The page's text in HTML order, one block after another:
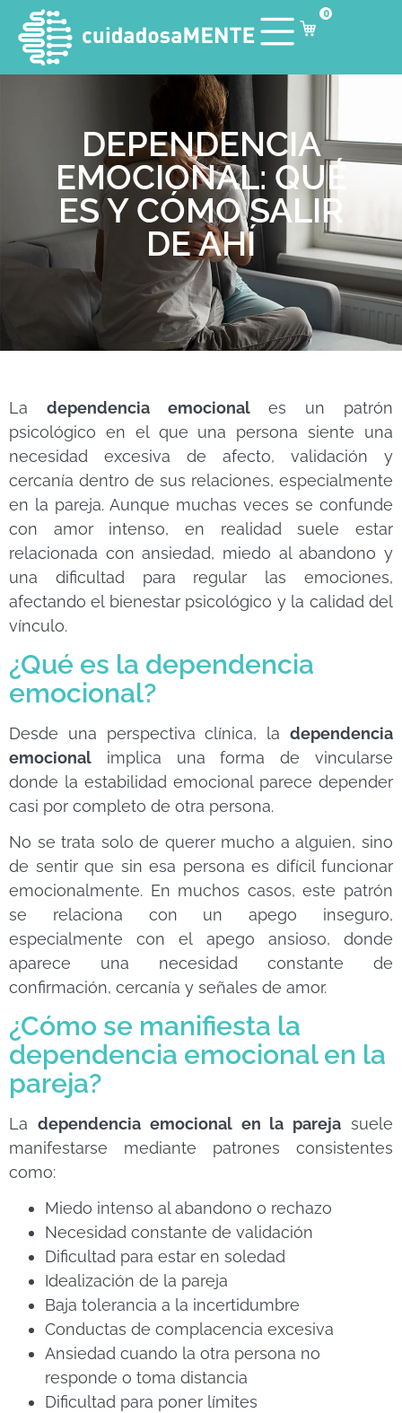
0
DEPENDENCIA
EMOCIONAL: QUÉ
ES Y CÓMO SALIR
DE AHÍ
La dependencia emocionales un patrón
psicológico en el que una persona siente una
necesidad excesiva de afecto, validación y
cercanía dentro de sus relaciones, especialmente
en la pareja. Aunque muchas veces se confunde
con amor intenso, en realidad suele estar
relacionada con ansiedad, miedo al abandono y
una dificultad para regular las emociones,
afectando el bienestar psicológico y la calidad del
vínculo.
¿Qué es la dependencia
emocional?
Desde una perspectiva clínica, la dependencia
emocional implica una forma de vincularse
donde la estabilidad emocional parece depender
casi por completo de otra persona.
No se trata solo de querer mucho a alguien, sino
de sentir que sin esa persona es difícil funcionar
emocionalmente. En muchos casos, este patrón
se relaciona con un apego inseguro,
especialmente con el apego ansioso, donde
aparece una necesidad constante de
confirmación, cercanía y señales de amor.
¿Cómo se manifiesta la
dependencia emocional en la
pareja?
La dependencia emocional en la pareja suele
manifestarse mediante patrones consistentes
como:
Miedo intenso al abandono o rechazo
Necesidad constante de validación
Dificultad para estar en soledad
Idealización de la pareja
Baja tolerancia a la incertidumbre
Conductas de complacencia excesiva
Ansiedad cuando la otra persona no
responde o toma distancia
Dificultad para poner límites